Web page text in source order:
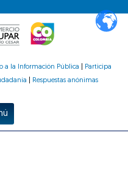
a la Información Pública
Participa
Respuestas anónimas